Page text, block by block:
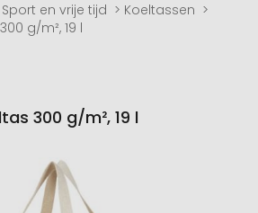
Sport en vrije tijd
Koeltassen
g/m², 19 l
300 g/m², 19 l